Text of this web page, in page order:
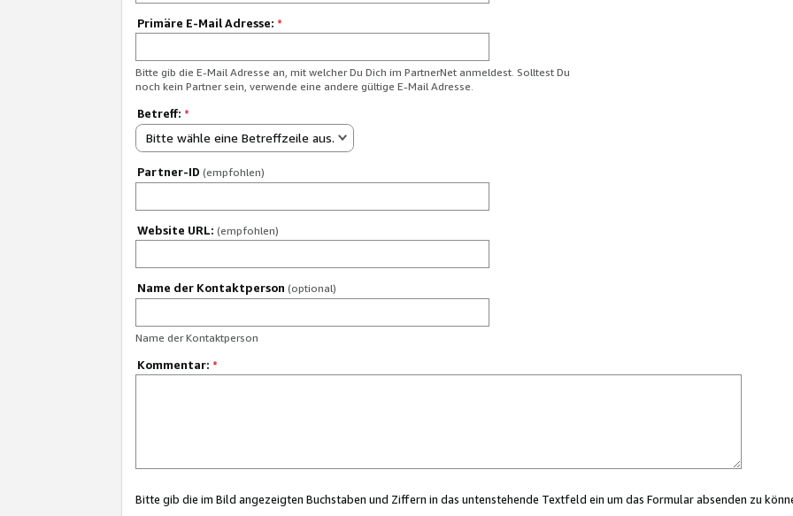
Primäre E-Mail Adresse: *
Bitte gib die E-Mail Adresse an, mit welcher Du Dich im PartnerNet anmeldest. Solltest Du
noch kein Partner sein, verwende eine andere gültige E-Mail Adresse.
Betreff: *
Bitte wähle eine Betreffzeile aus.
Partner-ID (empfohlen)
Website URL: (empfohlen)
Name der Kontaktperson (optional)
Name der Kontaktperson
Kommentar: *
Bitte gib die im Bild angezeigten Buchstaben und Ziffern in das untenstehende Textfeld ein um das Formular absenden zu